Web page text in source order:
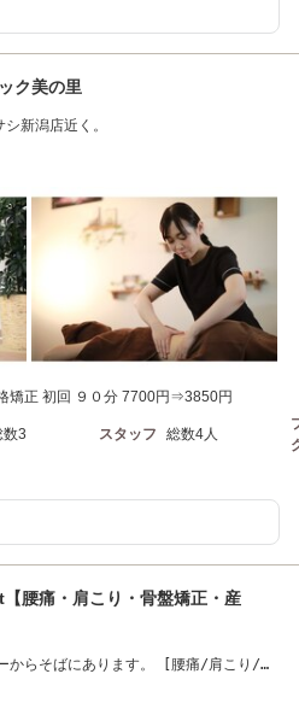
ク美の里
新潟店近く。
矯正 初回 ９０分 7700円⇒3850円
数3 スタッフ 総数4人
腰痛・肩こり・骨盤矯正・産
からそばにあります。 [腰痛/肩こり/骨